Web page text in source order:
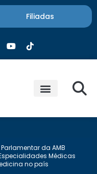
Filiadas
da AMB
Médicas
no país